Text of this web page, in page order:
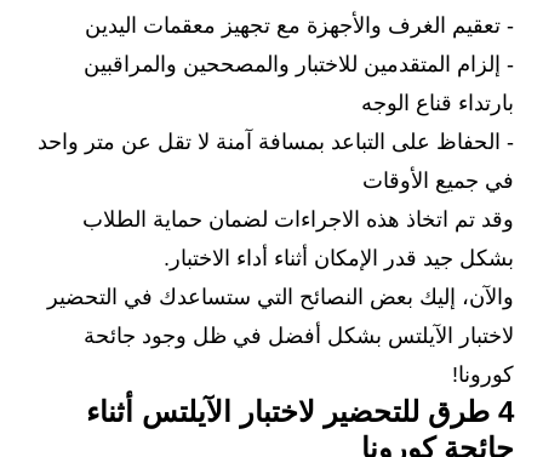
- تعقيم الغرف والأجهزة مع تجهيز معقمات اليدين
- إلزام المتقدمين للاختبار والمصححين والمراقبين
بارتداء قناع الوجه
- الحفاظ على التباعد بمسافة آمنة لا تقل عن متر واحد
في جميع الأوقات
وقد تم اتخاذ هذه الاجراءات لضمان حماية الطلاب
بشكل جيد قدر الإمكان أثناء أداء الاختبار.
والآن، إليك بعض النصائح التي ستساعدك في التحضير
لاختبار الآيلتس بشكل أفضل في ظل وجود جائحة
كورونا!
4 طرق للتحضير لاختبار الآيلتس أثناء
جائحة كورونا